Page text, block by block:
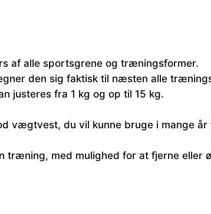
af alle sportsgrene og træningsformer.
den sig faktisk til næsten alle
justeres fra 1 kg og op til 15 kg.
vægtvest, du vil kunne bruge i mange år
træning, med mulighed for at fjerne eller